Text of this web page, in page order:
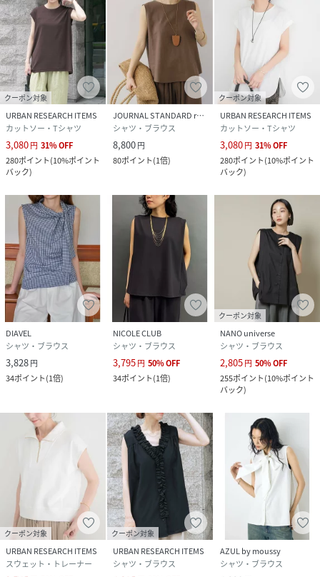
性別タイプ レディース
原産国
素材 レーヨン66%,ポリエステル34%
サイズ Free
品番
SB0516_IT26230
IT26230-2032017-7Bi-bD SB0516)
クーポン対象
URBAN RESEARCH ITEMS
カットソー・Tシャツ
3,080円 31%OFF
280ポイント(10%ポイント
バック)
JOURNAL STANDARD relume
シャツ・ブラウス
8,800円
80ポイント(1倍)
クーポン対象
URBAN RESEARCH ITEMS
カットソー・Tシャツ
3,080円 31%OFF
280ポイント(10%ポイント
バック)
DIAVEL
シャツ・ブラウス
3,828円
34ポイント(1倍)
NICOLE CLUB
シャツ・ブラウス
3,795円 50%OFF
34ポイント(1倍)
クーポン対象
NANO universe
シャツ・ブラウス
2,805円 50%OFF
255ポイント(10%ポイント
バック)
クーポン対象
URBAN RESEARCH ITEMS
スウェット・トレーナー
クーポン対象
URBAN RESEARCH ITEMS
シャツ・ブラウス
AZUL by moussy
シャツ・ブラウス